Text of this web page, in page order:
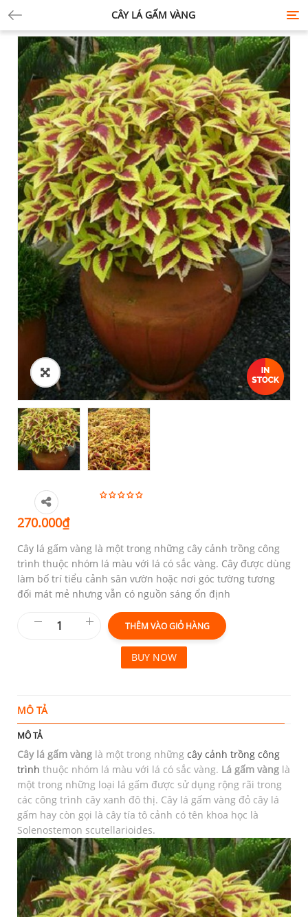
CÂY LÁ GẤM VÀNG
270.000₫
Cây lá gấm vàng là một trong những cây cảnh trồng công
trình thuộc nhóm lá màu với lá có sắc vàng. Cây được dùng
làm bố trí tiểu cảnh sân vườn hoặc nơi góc tường tương
đối mát mẻ nhưng vẫn có nguồn sáng ổn định
THÊM VÀO GIỎ HÀNG
BUY NOW
MÔ TẢ
MÔ TẢ
Cây lá gấm vàng là một trong những cây cảnh trồng công
trình thuộc nhóm lá màu với lá có sắc vàng. Lá gấm vàng là
một trong những loại lá gấm được sử dụng rộng rãi trong
các công trình cây xanh đô thị. Cây lá gấm vàng đỏ cây lá
gấm hay còn gọi là cây tía tô cảnh có tên khoa học là
Solenostemon scutellarioides.